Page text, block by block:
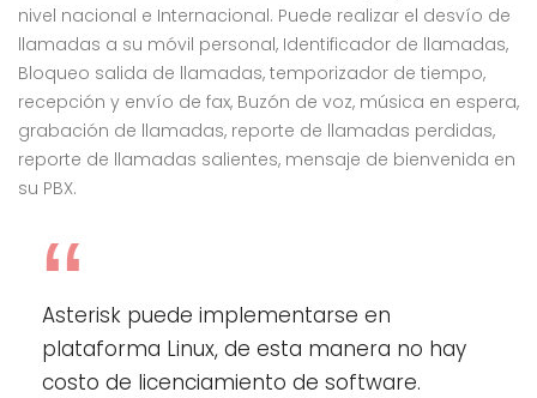
nivel nacional e Internacional. Puede realizar el desvío de
llamadas a su móvil personal, Identificador de llamadas,
Bloqueo salida de llamadas, temporizador de tiempo,
recepción y envío de fax, Buzón de voz, música en espera,
grabación de llamadas, reporte de llamadas perdidas,
reporte de llamadas salientes, mensaje de bienvenida en
su PBX.
Asterisk puede implementarse en
plataforma Linux, de esta manera no hay
costo de licenciamiento de software.